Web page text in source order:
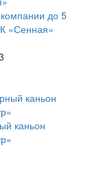
до 5
«Сенная»
каньон